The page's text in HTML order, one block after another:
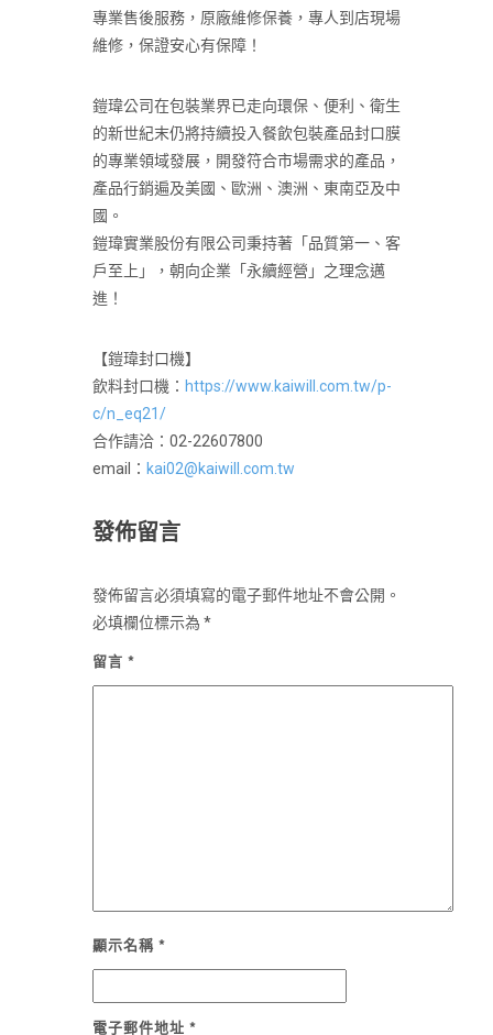
專業售後服務，原廠維修保養，專人到店現場
維修，保證安心有保障！
鎧瑋公司在包裝業界已走向環保、便利、衛生
的新世紀末仍將持續投入餐飲包裝產品封口膜
的專業領域發展，開發符合市場需求的產品，
產品行銷遍及美國、歐洲、澳洲、東南亞及中
國。
鎧瑋實業股份有限公司秉持著「品質第一、客
戶至上」，朝向企業「永續經營」之理念邁
進！
【鎧瑋封口機】
飲料封口機： https://www.kaiwill.com.tw/p-
c/n_eq21/
合作請洽：02-22607800
email： kai02@kaiwill.com.tw
發佈留言
發佈留言必須填寫的電子郵件地址不會公開。
必填欄位標示為 *
留言 *
顯示名稱 *
電子郵件地址 *